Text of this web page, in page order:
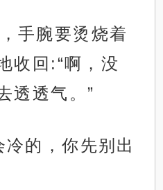
手腕要烫烧着
收回:“啊，没
透透气。”
冷的，你先别出